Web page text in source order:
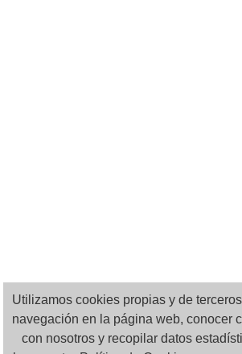
Utilizamos cookies propias y de
navegación en la página web, conocer
con nosotros y recopilar datos